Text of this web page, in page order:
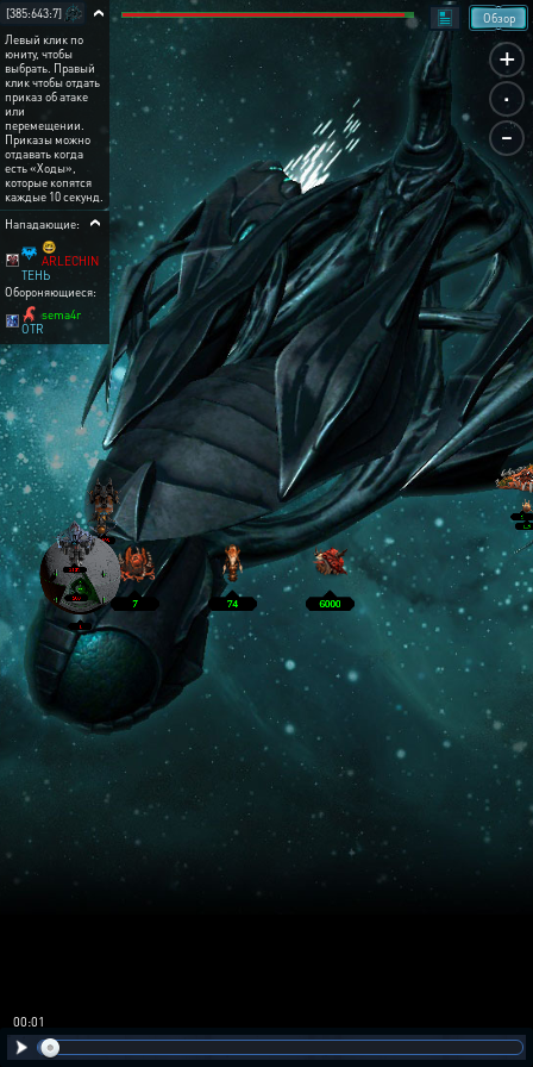
+
.
-
Обзор
[385:643:7]
Левый клик по
юниту, чтобы
выбрать. Правый
клик чтобы отдать
приказ об атаке
или
перемещении.
Приказы можно
отдавать когда
есть «Ходы»,
которые копятся
каждые 10 секунд.
Нападающие:
🤓
ARLECHIN
ТЕНЬ
Обороняющиеся:
sema4r
OTR
00:02